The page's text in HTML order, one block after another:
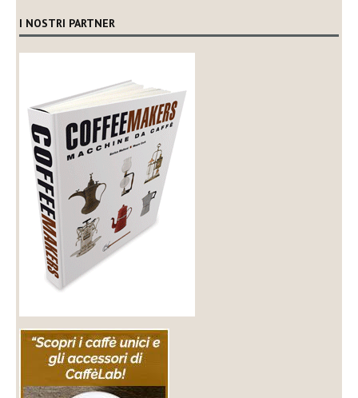
I NOSTRI PARTNER